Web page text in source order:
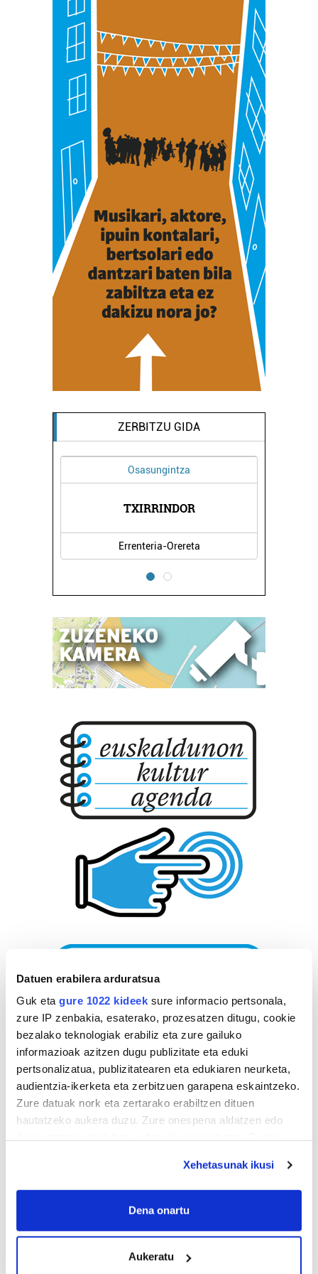
Datuen erabilera arduratsua
Guk eta gure 1022 kideek sure informacio pertsonala,
zure IP zenbakia, esaterako, prozesatzen ditugu, cookie
bezalako teknologiak erabiliz eta zure gailuko
informazioak azitzen dugu publizitate eta eduki
pertsonalizatua, publizitatearen eta edukiaren neurketa,
audientzia-ikerketa eta zerbitzuen garapena eskaintzeko.
Zure datuak nork eta zertarako erabiltzen dituen
hautatzeko aukera duzu. Zure onespena aldatzen edo
If you allow, we would also like to:
Collect information about your geographical
Identify your device by actively scanning it for
Xehetasunak ikusi
Dena onartu
Aukeratu
ZERBITZU GIDA
Osasungintza
TXIRRINDOR
Errenteria-Orereta
AGENDA
Abuztua 2026
AZ.